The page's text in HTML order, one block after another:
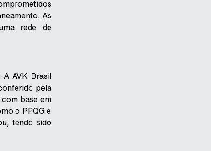
As
rede de
A AVK Brasil
pela
base em
o PPQG e
tendo sido